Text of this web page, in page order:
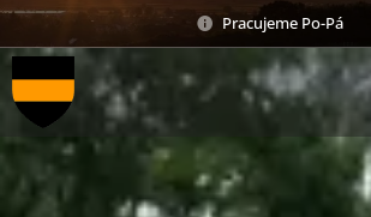
Pracujeme Po-Pá